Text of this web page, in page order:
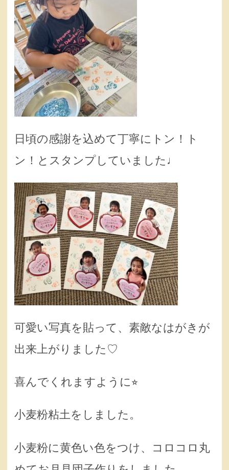
日頃の感謝を込めて丁寧にトン！ト
ン！とスタンプしていました♩
可愛い写真を貼って、素敵なはがきが
出来上がりました♡
喜んでくれますように⭐︎
小麦粉粘土をしました。
小麦粉に黄色い色をつけ、コロコロ丸